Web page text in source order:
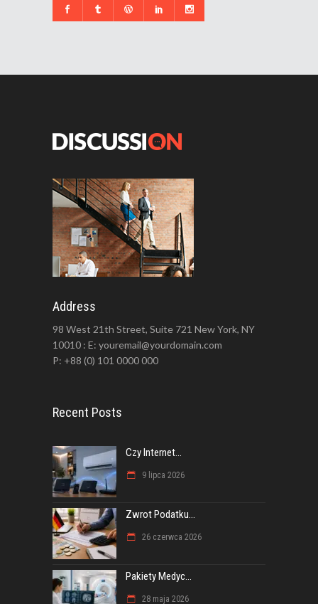
Address
98 West 21th Street, Suite 721 New York, NY
10010 : E: youremail@yourdomain.com
P: +88 (0) 101 0000 000
Recent Posts
Czy Internet...
9 lipca 2026
Zwrot Podatku...
26 czerwca 2026
Pakiety Medyc...
28 maja 2026